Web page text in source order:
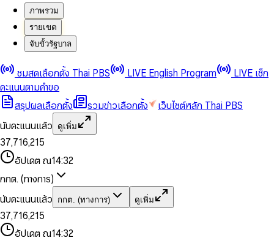
ภาพรวม
รายเขต
จับขั้วรัฐบาล
ชมสดเลือกตั้ง Thai PBS LIVE English Program
LIVE เช็ก
คะแนนตามคำขอ
สรุปผลเลือกตั้ง
รวมข่าวเลือกตั้ง
เว็บไซต์หลัก Thai PBS
นับคะแนนแล้ว
ดูเพิ่ม
0
1
2
3
4
5
6
8
9
0
1
2
3
4
5
6
7
8
9
,
0
1
2
4
6
7
8
9
0
1
2
3
4
5
6
7
8
9
0
1
3
5
6
7
8
9
,
1
2
4
5
7
8
9
0
1
3
4
6
7
8
9
0
2
3
4
5
7
8
อัปเดต ณ14:32
กกต. (ทางการ)
นับคะแนนแล้ว
กกต. (ทางการ) ดูเพิ่ม
0
1
2
3
4
5
0
1
2
4
5
6
7
8
9
,
0
1
2
4
6
7
8
9
0
1
2
3
0
1
3
5
6
7
8
,
1
2
4
0
1
3
0
2
3
4
5
7
อัปเดต ณ14:32